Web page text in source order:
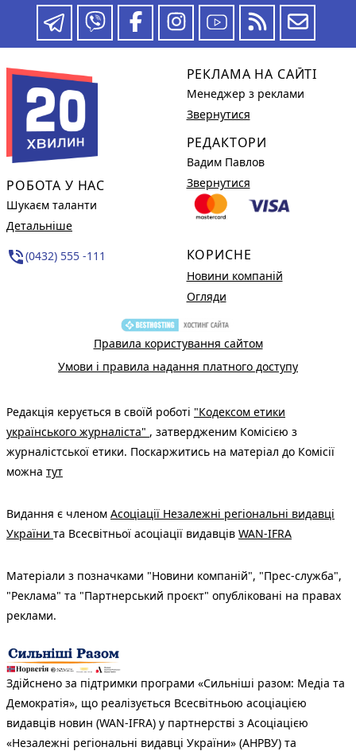
РОБОТА У НАС
Шукаєм таланти
Детальніше
phone_in_talk(0432) 555 -111
РЕКЛАМА НА САЙТІ
Менеджер з реклами
Звернутися
РЕДАКТОРИ
Вадим Павлов
Звернутися
КОРИСНЕ
Новини компаній
Огляди
Правила користування сайтом
Умови і правила надання платного доступу
Редакція керується в своїй роботі "Кодексом етики
українського журналіста" , затвердженим Комісією з
журналістської етики. Поскаржитись на матеріал до Комісії
можна тут
Видання є членом Асоціації Незалежні регіональні видавці
України та Всесвітньої асоціації видавців WAN-IFRA
Матеріали з позначками "Новини компаній", "Прес-служба",
"Реклама" та "Партнерський проєкт" опубліковані на правах
реклами.
Здійснено за підтримки програми «Сильніші разом: Медіа та
Демократія», що реалізується Всесвітньою асоціацією
видавців новин (WAN-IFRA) у партнерстві з Асоціацією
«Незалежні регіональні видавці України» (АНРВУ) та